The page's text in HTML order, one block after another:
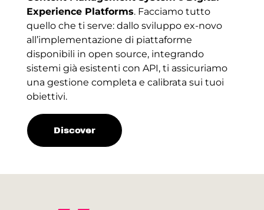
Experience Platforms. Facciamo tutto
quello che ti serve: dallo sviluppo ex-novo
all’implementazione di piattaforme
disponibili in open source, integrando
sistemi già esistenti con API, ti assicuriamo
una gestione completa e calibrata sui tuoi
obiettivi.
Discover